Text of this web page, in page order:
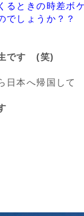
るときの時差ボ
でしょうか？？
です (笑)
日本へ帰国して